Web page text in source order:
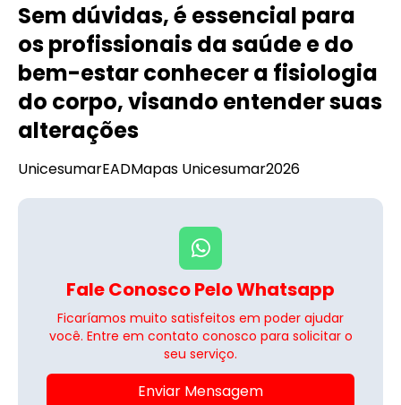
Sem dúvidas, é essencial para
os profissionais da saúde e do
bem-estar conhecer a fisiologia
do corpo, visando entender suas
alterações
UnicesumarEADMapas Unicesumar2026
Fale Conosco Pelo Whatsapp
Ficaríamos muito satisfeitos em poder ajudar
você. Entre em contato conosco para solicitar o
seu serviço.
Enviar Mensagem